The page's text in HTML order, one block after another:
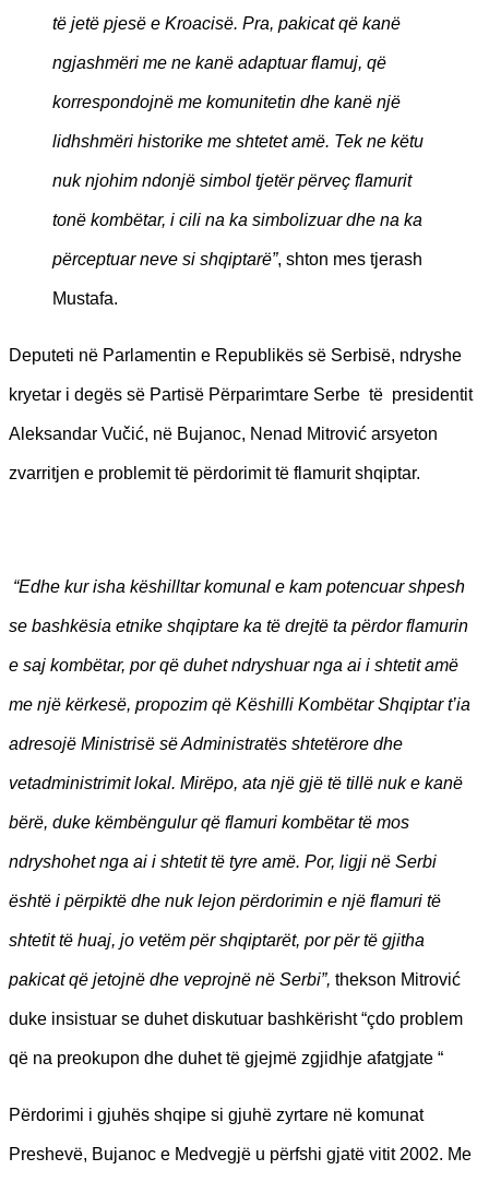
të jetë pjesë e Kroacisë. Pra, pakicat që kanë
ngjashmëri me ne kanë adaptuar flamuj, që
korrespondojnë me komunitetin dhe kanë një
lidhshmëri historike me shtetet amë. Tek ne këtu
nuk njohim ndonjë simbol tjetër përveç flamurit
tonë kombëtar, i cili na ka simbolizuar dhe na ka
përceptuar neve si shqiptarë”, shton mes tjerash
Mustafa.
Deputeti në Parlamentin e Republikës së Serbisë, ndryshe
kryetar i degës së Partisë Përparimtare Serbe të presidentit
Aleksandar Vučić, në Bujanoc, Nenad Mitrović arsyeton
zvarritjen e problemit të përdorimit të flamurit shqiptar.
“Edhe kur isha këshilltar komunal e kam potencuar shpesh
se bashkësia etnike shqiptare ka të drejtë ta përdor flamurin
e saj kombëtar, por që duhet ndryshuar nga ai i shtetit amë
me një kërkesë, propozim që Këshilli Kombëtar Shqiptar t’ia
adresojë Ministrisë së Administratës shtetërore dhe
vetadministrimit lokal. Mirëpo, ata një gjë të tillë nuk e kanë
bërë, duke këmbëngulur që flamuri kombëtar të mos
ndryshohet nga ai i shtetit të tyre amë. Por, ligji në Serbi
është i përpiktë dhe nuk lejon përdorimin e një flamuri të
shtetit të huaj, jo vetëm për shqiptarët, por për të gjitha
pakicat që jetojnë dhe veprojnë në Serbi”, thekson Mitrović
duke insistuar se duhet diskutuar bashkërisht “çdo problem
që na preokupon dhe duhet të gjejmë zgjidhje afatgjate “
Përdorimi i gjuhës shqipe si gjuhë zyrtare në komunat
Preshevë, Bujanoc e Medvegjë u përfshi gjatë vitit 2002. Me